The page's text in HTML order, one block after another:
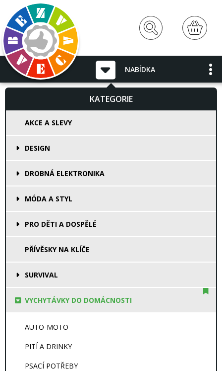
NABÍDKA
KATEGORIE
AKCE A SLEVY
DESIGN
DROBNÁ ELEKTRONIKA
MÓDA A STYL
PRO DĚTI A DOSPĚLÉ
PŘÍVĚSKY NA KLÍČE
SURVIVAL
VYCHYTÁVKY DO DOMÁCNOSTI
AUTO-MOTO
PITÍ A DRINKY
PSACÍ POTŘEBY